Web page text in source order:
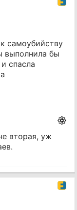
самоубийству
выполнила бы
спасла
вторая, уж